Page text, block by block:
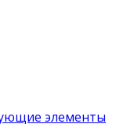
элементы